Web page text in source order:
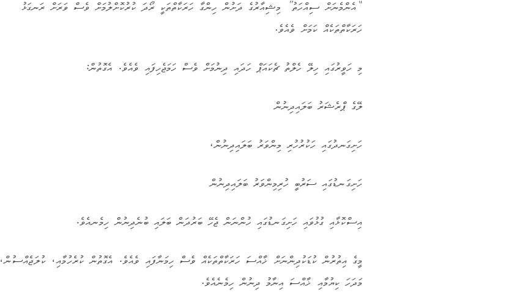
“އެންމެނަށް ސިއްހަތު” މިޝިއާރުގެ ދަށުން ހިންގާ ހަރަކާތްތަކީ ރޯދަ ކުރުކޮށްލުމަށް ވެސް ވަރަށް ރަނގަޅު
ހަރަކާތްތަކެއް ކަމަށް ވެއެވެ.
މި ހަވީރުގައި ހިލޭ ހެލްތު ޗެކައަޕް ހަދައި ދިނުމަށް ވެސް ހަމަޖެހިފައި ވެއެވެ. އެގޮތުން:
ލޭގެ ޕްރެޝަރު ބަލައިދިނުން
ހަށިގަނދުގައި ހަކުރުހުރި މިންވަރު ބަލައިދިނުން،
ހަށިގަނޑުގައި ސަރުބީ ހުރިމިންވަރު ބަލައިދިނުން
އިސްކޮޅާއި ގުޅުވައި ހަށިގަނޑުގައި ހުންނަން ޖެހޭ ބަރުދަން ބަލައި ބުނެދިނުން ހިމެނއެވެ.
މީގެ އިތުރުން ކުޑަކުދިންނަށް ޚާއްސަ ހަރަކާތްތަކެއް ވެސް ހިމަނާފައި ވެއެވެ. އެގޮތުން ކުރެހުމާއި، ކުލަޖެއްސުން،
މަދަހަ ކިޔުމާއި ޚާއްސަ އިނާމު ދިނުން ހިމެނެއެވެ.